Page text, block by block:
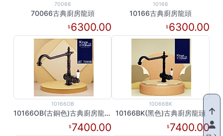
70066
70066古典廚房龍頭
6300.00
10166
10166古典廚房龍頭
6300.00
10166OB
10166OB(古銅色)古典廚房龍頭
7400.00
10066BK
10166BK(黑色)古典廚房龍頭
7400.00